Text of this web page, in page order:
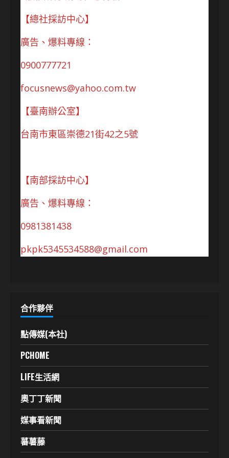
【總社採訪中心】
廣告、爆料專線：
0900777721
focusnews@yahoo.com.tw
【臺南辦公室】
台南市東區崇德21街42之5號
【南部採訪中心】
廣告、爆料專線：
0981381438
pkpk5345534588@gmail.com
合作夥伴
點傳媒(本社)
PCHOME
LIFE生活網
奧丁丁新聞
媒事看新聞
蕃薯藤